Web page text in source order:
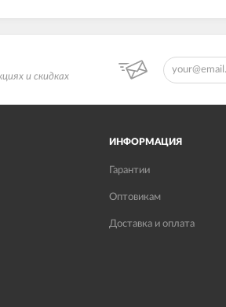
и скидках
ИНФОРМАЦИЯ
Гарантии
Оптовикам
Доставка и оплата